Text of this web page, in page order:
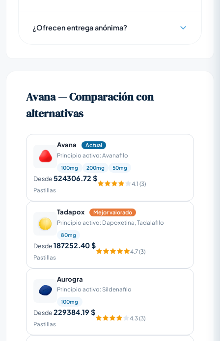
¿Ofrecen entrega anónima?
Avana — Comparación con
alternativas
Avana Actual
Principio activo: Avanafilo
100mg 200mg 50mg
Desde524306.72 $
Pastillas
4.1 (3)
Tadapox Mejor valorado
Principio activo: Dapoxetina, Tadalafilo
80mg
Desde187252.40 $
Pastillas
4.7 (3)
Aurogra
Principio activo: Sildenafilo
100mg
Desde229384.19 $
Pastillas
4.3 (3)